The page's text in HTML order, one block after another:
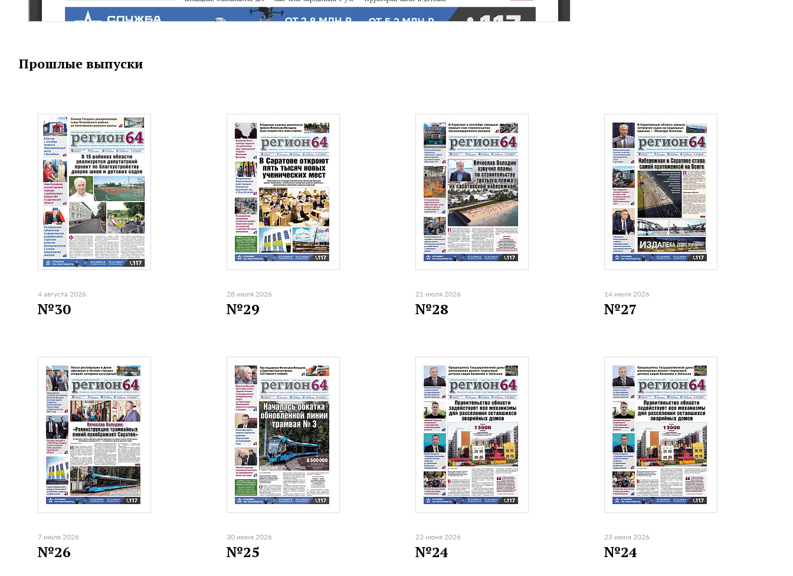
Прошлые выпуски
4 августа 2026
№30
28 июля 2026
№29
21 июля 2026
№28
14 июля 2026
№27
7 июля 2026
№26
30 июня 2026
№25
23 июня 2026
№24
23 июня 2026
№24